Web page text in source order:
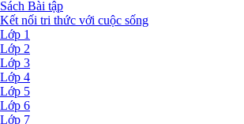
Sách Bài tập
Kết nối tri thức với cuộc sống
Lớp 1
Lớp 2
Lớp 3
Lớp 4
Lớp 5
Lớp 6
Lớp 7